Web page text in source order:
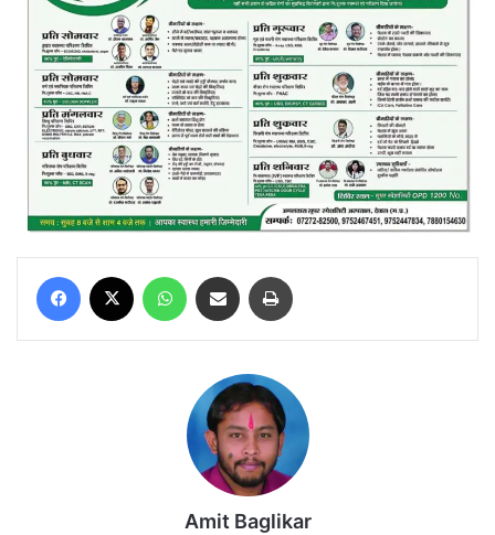
Facebook WhatsAppShare via Email
Amit Baglikar